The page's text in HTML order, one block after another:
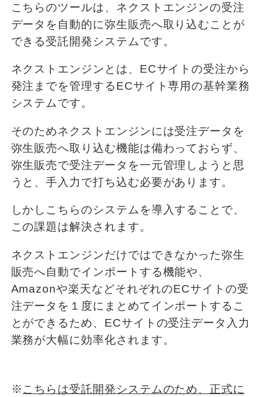
こちらのツールは、ネクストエンジンの受注
データを自動的に弥生販売へ取り込むことが
できる受託開発システムです。
ネクストエンジンとは、ECサイトの受注から
発注までを管理するECサイト専用の基幹業務
システムです。
そのためネクストエンジンには受注データを
弥生販売へ取り込む機能は備わっておらず、
弥生販売で受注データを一元管理しようと思
うと、手入力で打ち込む必要があります。
しかしこちらのシステムを導入することで、
この課題は解決されます。
ネクストエンジンだけではできなかった弥生
販売へ自動でインポートする機能や、
Amazonや楽天などそれぞれのECサイトの受
注データを１度にまとめてインポートするこ
とができるため、ECサイトの受注データ入力
業務が大幅に効率化されます。
※こちらは受託開発システムのため、正式に